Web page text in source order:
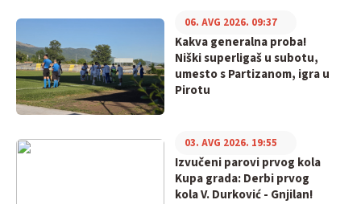
Kakva generalna proba!
Niški superligaš u subotu,
umesto s Partizanom, igra u
Pirotu
06. AVG 2026. 09:37
Izvučeni parovi prvog kola
Kupa grada: Derbi prvog
kola V. Durković - Gnjilan!
03. AVG 2026. 19:55